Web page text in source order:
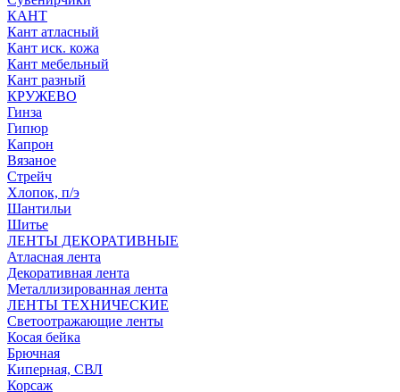
КАНТ
Кант атласный
Кант иск. кожа
Кант мебельный
Кант разный
КРУЖЕВО
Гинза
Гипюр
Капрон
Вязаное
Стрейч
Хлопок, п/э
Шантильи
Шитье
ЛЕНТЫ ДЕКОРАТИВНЫЕ
Атласная лента
Декоративная лента
Металлизированная лента
ЛЕНТЫ ТЕХНИЧЕСКИЕ
Светоотражающие ленты
Косая бейка
Брючная
Киперная, СВЛ
Корсаж